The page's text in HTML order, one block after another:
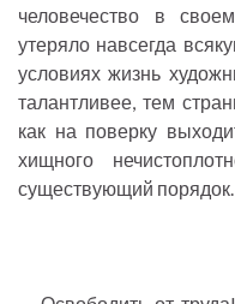
человечество в
утеряло навсегда
условиях жизнь
талантливее, тем
как на поверку
хищного
существующий порядок.